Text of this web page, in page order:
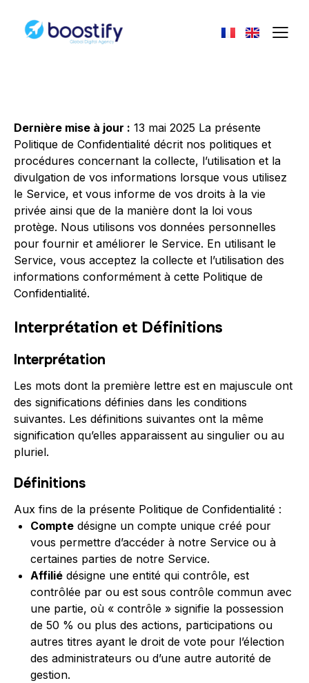
Dernière mise à jour : 13 mai 2025 La présente
Politique de Confidentialité décrit nos politiques et
procédures concernant la collecte, l’utilisation et la
divulgation de vos informations lorsque vous utilisez
le Service, et vous informe de vos droits à la vie
privée ainsi que de la manière dont la loi vous
protège. Nous utilisons vos données personnelles
pour fournir et améliorer le Service. En utilisant le
Service, vous acceptez la collecte et l’utilisation des
informations conformément à cette Politique de
Confidentialité.
Interprétation et Définitions
Interprétation
Les mots dont la première lettre est en majuscule ont
des significations définies dans les conditions
suivantes. Les définitions suivantes ont la même
signification qu’elles apparaissent au singulier ou au
pluriel.
Définitions
Aux fins de la présente Politique de Confidentialité :
Compte désigne un compte unique créé pour
vous permettre d’accéder à notre Service ou à
certaines parties de notre Service.
Affilié désigne une entité qui contrôle, est
contrôlée par ou est sous contrôle commun avec
une partie, où « contrôle » signifie la possession
de 50 % ou plus des actions, participations ou
autres titres ayant le droit de vote pour l’élection
des administrateurs ou d’une autre autorité de
gestion.